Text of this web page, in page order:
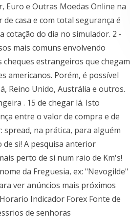
Euro e Outras Moedas Online na
casa e com total segurança é
cotação do dia no simulador. 2 -
mais comuns envolvendo
estrangeiros que chegam
americanos. Porém, é possível
Reino Unido, Austrália e outros.
. 15 de chegar lá. Isto
entre o valor de compra e de
spread, na prática, para alguém
de si! A pesquisa anterior
perto de si num raio de Km's!
da Freguesia, ex: "Nevogilde"
ver anúncios mais próximos
Indicador Forex Fonte de
de senhoras